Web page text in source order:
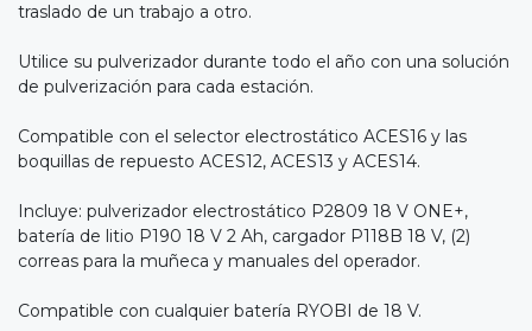
traslado de un trabajo a otro.
Utilice su pulverizador durante todo el año con una solución
de pulverización para cada estación.
Compatible con el selector electrostático ACES16 y las
boquillas de repuesto ACES12, ACES13 y ACES14.
Incluye: pulverizador electrostático P2809 18 V ONE+,
batería de litio P190 18 V 2 Ah, cargador P118B 18 V, (2)
correas para la muñeca y manuales del operador.
Compatible con cualquier batería RYOBI de 18 V.